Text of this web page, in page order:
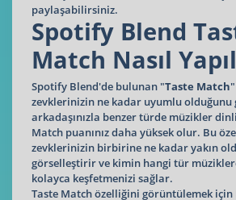
paylaşabilirsiniz.
Spotify Blend
Match Nasıl
Spotify Blend'de bulunan "Taste Match
zevklerinizin ne kadar uyumlu olduğunu
arkadaşınızla benzer türde müzikler
Match puanınız daha yüksek olur. Bu
zevklerinizin birbirine ne kadar yakın
görselleştirir ve kimin hangi tür
kolayca keşfetmenizi sağlar.
Taste Match özelliğini görüntülemek için